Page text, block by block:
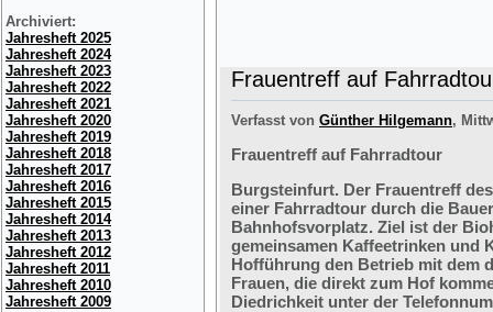
Archiviert:
Jahresheft 2025
Jahresheft 2024
Jahresheft 2023
Jahresheft 2022
Jahresheft 2021
Jahresheft 2020
Jahresheft 2019
Jahresheft 2018
Jahresheft 2017
Jahresheft 2016
Jahresheft 2015
Jahresheft 2014
Jahresheft 2013
Jahresheft 2012
Jahresheft 2011
Jahresheft 2010
Jahresheft 2009
Frauentreff auf
Verfasst von Günther Hilgemann,
Frauentreff auf Fahrradtour
Burgsteinfurt. Der Frauentreff
einer Fahrradtour durch die
Bahnhofsvorplatz. Ziel ist der
gemeinsamen Kaffeetrinken und
Hofführung den Betrieb mit dem
Frauen, die direkt zum Hof
Diedrichkeit unter der